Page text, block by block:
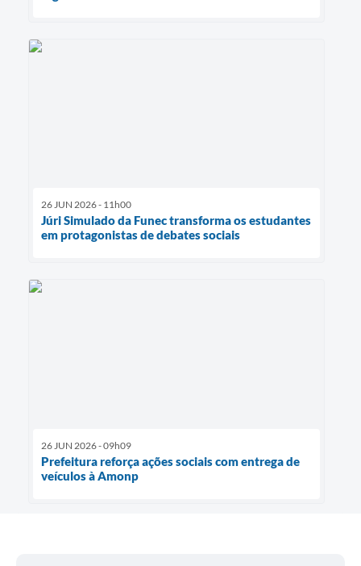
26 JUN 2026 - 11h00
Júri Simulado da Funec transforma os estudantes
em protagonistas de debates sociais
26 JUN 2026 - 09h09
Prefeitura reforça ações sociais com entrega de
veículos à Amonp